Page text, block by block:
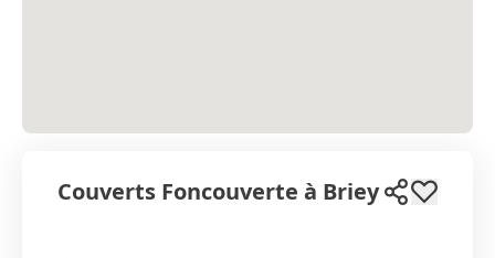
Couverts Foncouverte à Briey